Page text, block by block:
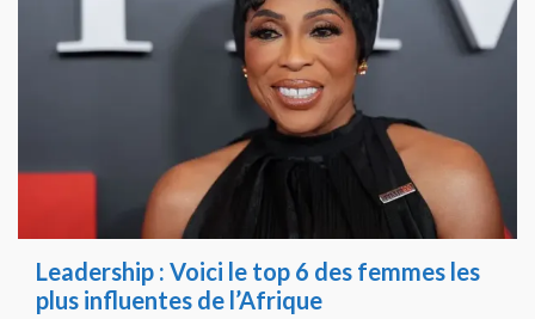
Leadership : Voici le top 6 des femmes les
plus influentes de l’Afrique